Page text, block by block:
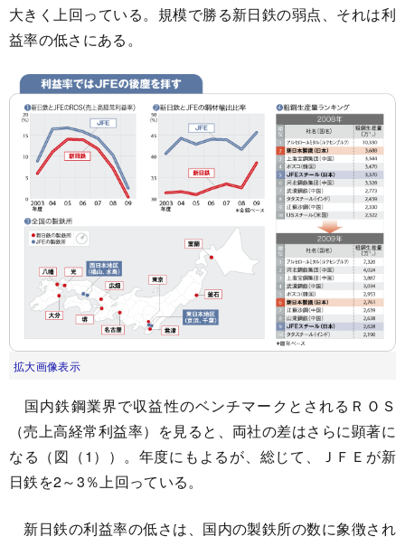
大きく上回っている。規模で勝る新日鉄の弱点、それは利
益率の低さにある。
拡大画像表示
国内鉄鋼業界で収益性のベンチマークとされるＲＯＳ
（売上高経常利益率）を見ると、両社の差はさらに顕著に
なる（図（1））。年度にもよるが、総じて、ＪＦＥが新
日鉄を2～3％上回っている。
新日鉄の利益率の低さは、国内の製鉄所の数に象徴され